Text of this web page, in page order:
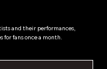
and their performances,
for fans once a month.